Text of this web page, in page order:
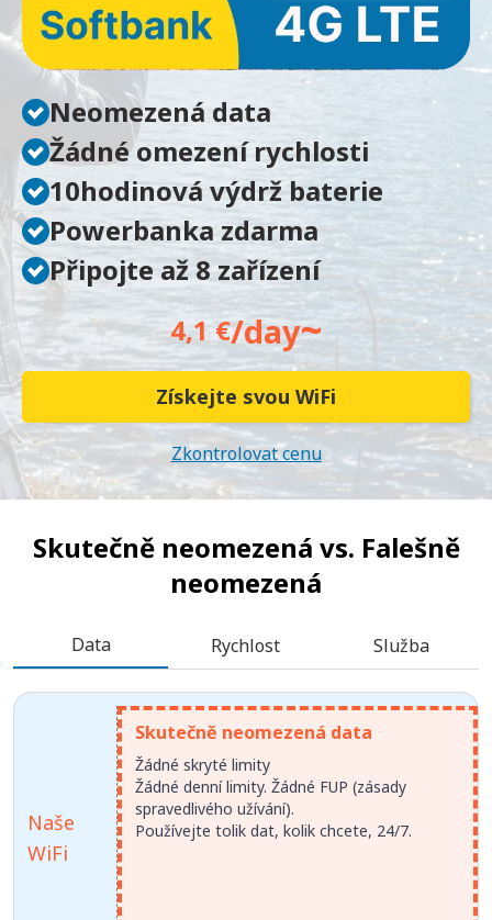
Neomezená data
Žádné omezení rychlosti
10hodinová výdrž baterie
Powerbanka zdarma
Připojte až 8 zařízení
4,1 €/day~
Získejte svou WiFi
Zkontrolovat cenu
Skutečně neomezená vs. Falešně
neomezená
Data Rychlost Služba
Naše
WiFi
Skutečně neomezená data
Žádné skryté limity
Žádné denní limity. Žádné FUP (zásady
spravedlivého užívání).
Používejte tolik dat, kolik chcete, 24/7.